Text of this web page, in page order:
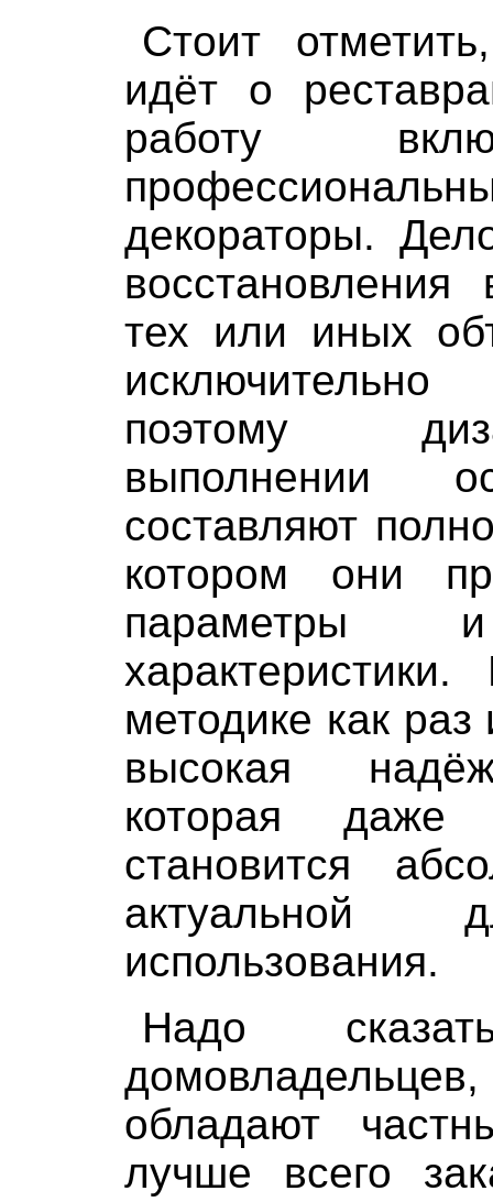
Стоит
идёт о
работу
декораторы.
восстановления
тех или иных
поэтому
выполнении
составляют
котором они
параметры и
методике как раз
высокая
которая даже
становится
актуальной
использования.
Надо
обладают
лучше всего